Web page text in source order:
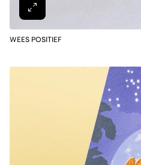
WEES POSITIEF